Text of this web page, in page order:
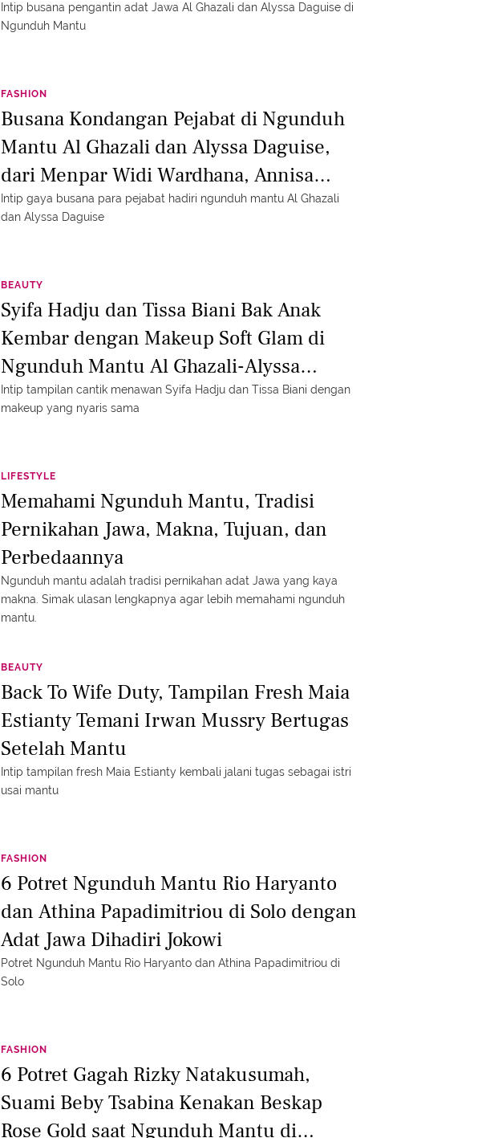
Intip busana pengantin adat Jawa Al Ghazali dan Alyssa Daguise di
Ngunduh Mantu
FASHION
Busana Kondangan Pejabat di Ngunduh
Mantu Al Ghazali dan Alyssa Daguise,
dari Menpar Widi Wardhana, Annisa
Pohan hingga Puan Maharani
Intip gaya busana para pejabat hadiri ngunduh mantu Al Ghazali
dan Alyssa Daguise
BEAUTY
Syifa Hadju dan Tissa Biani Bak Anak
Kembar dengan Makeup Soft Glam di
Ngunduh Mantu Al Ghazali-Alyssa
Daguise
Intip tampilan cantik menawan Syifa Hadju dan Tissa Biani dengan
makeup yang nyaris sama
LIFESTYLE
Memahami Ngunduh Mantu, Tradisi
Pernikahan Jawa, Makna, Tujuan, dan
Perbedaannya
Ngunduh mantu adalah tradisi pernikahan adat Jawa yang kaya
makna. Simak ulasan lengkapnya agar lebih memahami ngunduh
mantu.
BEAUTY
Back To Wife Duty, Tampilan Fresh Maia
Estianty Temani Irwan Mussry Bertugas
Setelah Mantu
Intip tampilan fresh Maia Estianty kembali jalani tugas sebagai istri
usai mantu
FASHION
6 Potret Ngunduh Mantu Rio Haryanto
dan Athina Papadimitriou di Solo dengan
Adat Jawa Dihadiri Jokowi
Potret Ngunduh Mantu Rio Haryanto dan Athina Papadimitriou di
Solo
FASHION
6 Potret Gagah Rizky Natakusumah,
Suami Beby Tsabina Kenakan Beskap
Rose Gold saat Ngunduh Mantu di